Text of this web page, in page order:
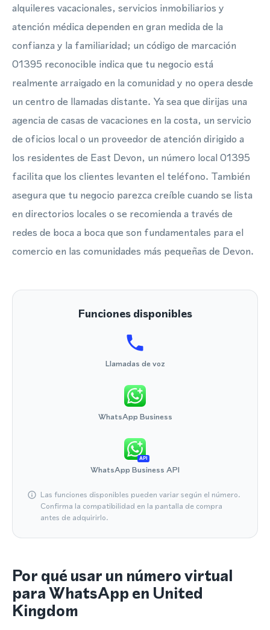
alquileres vacacionales, servicios inmobiliarios y
atención médica dependen en gran medida de la
confianza y la familiaridad; un código de marcación
01395 reconocible indica que tu negocio está
realmente arraigado en la comunidad y no opera desde
un centro de llamadas distante. Ya sea que dirijas una
agencia de casas de vacaciones en la costa, un servicio
de oficios local o un proveedor de atención dirigido a
los residentes de East Devon, un número local 01395
facilita que los clientes levanten el teléfono. También
asegura que tu negocio parezca creíble cuando se lista
en directorios locales o se recomienda a través de
redes de boca a boca que son fundamentales para el
comercio en las comunidades más pequeñas de Devon.
Funciones disponibles
Llamadas de voz
WhatsApp Business
API
WhatsApp Business API
Las funciones disponibles pueden variar según el número.
Confirma la compatibilidad en la pantalla de compra
antes de adquirirlo.
Por qué usar un número virtual
para WhatsApp en United
Kingdom